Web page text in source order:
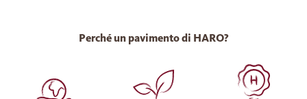
Perché un pavimento di HARO?